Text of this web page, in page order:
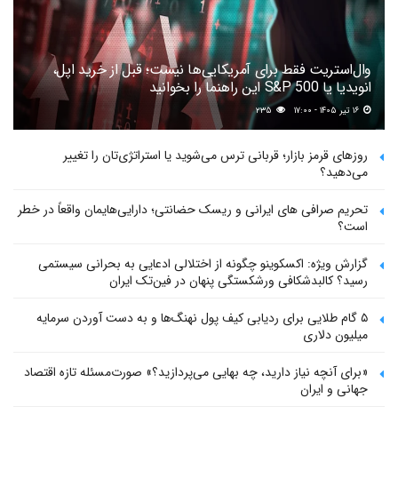
وال‌استریت فقط برای آمریکایی‌ها نیست؛ قبل از خرید اپل،
انویدیا یا S&P 500 این راهنما را بخوانید
۲۳۵
روزهای قرمز بازار؛ قربانی ترس می‌شوید یا استراتژی‌تان را تغییر
می‌دهید؟
تحریم صرافی های ایرانی و ریسک حضانتی؛ دارایی‌هایمان واقعاً در خطر
است؟
گزارش ویژه: اکسکوینو چگونه از اختلالی ادعایی به بحرانی سیستمی
رسید؟ کالبدشکافی ورشکستگی پنهان در فین‌تک ایران
۵ گام طلایی برای ردیابی کیف پول‌ نهنگ‌ها و به دست آوردن سرمایه
میلیون دلاری
«برای آنچه نیاز دارید، چه بهایی می‌پردازید؟» صورت‌مسئله تازه اقتصاد
جهانی و ایران